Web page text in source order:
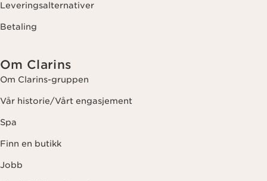
Leveringsalternativer
Betaling
Om Clarins
Om Clarins-gruppen
Vår historie/Vårt engasjement
Spa
Finn en butikk
Jobb